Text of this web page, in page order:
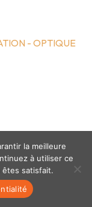
- OPTIQUE
- © coclico 2026
la meilleure
à utiliser ce
satisfait.